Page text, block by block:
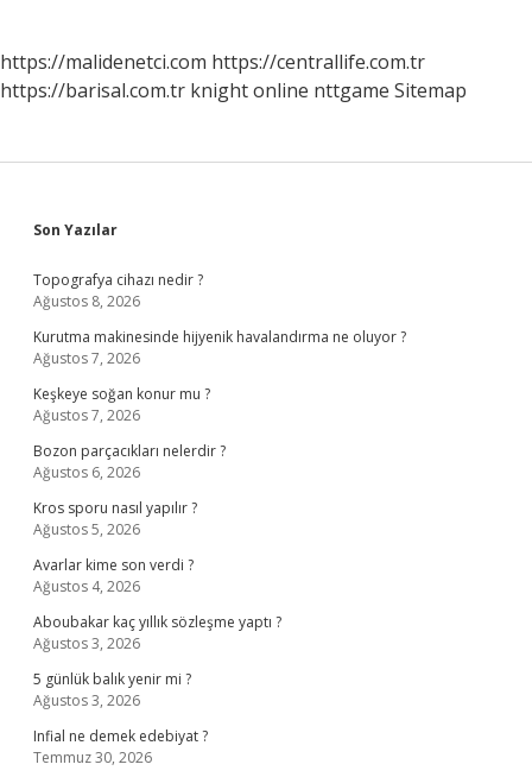
https://malidenetci.com https://centrallife.com.tr
https://barisal.com.tr knight online nttgame Sitemap
Sidebar
Son Yazılar
Topografya cihazı nedir ?
Ağustos 8, 2026
Kurutma makinesinde hijyenik havalandırma ne oluyor ?
Ağustos 7, 2026
Keşkeye soğan konur mu ?
Ağustos 7, 2026
Bozon parçacıkları nelerdir ?
Ağustos 6, 2026
Kros sporu nasıl yapılır ?
Ağustos 5, 2026
Avarlar kime son verdi ?
Ağustos 4, 2026
Aboubakar kaç yıllık sözleşme yaptı ?
Ağustos 3, 2026
5 günlük balık yenir mi ?
Ağustos 3, 2026
Infial ne demek edebiyat ?
Temmuz 30, 2026